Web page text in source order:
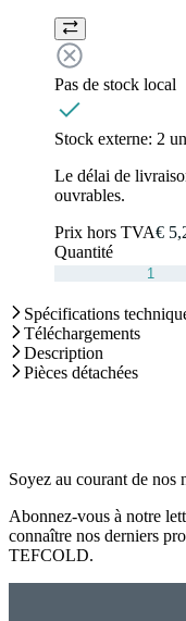
Pas de stock local
Stock externe: 2
Le délai de
ouvrables.
Prix hors TVA€
Quantité
Spécifications
Téléchargements
Description
Pièces détachées
Soyez au courant de nos
Abonnez-vous à notre
connaître nos derniers
TEFCOLD.